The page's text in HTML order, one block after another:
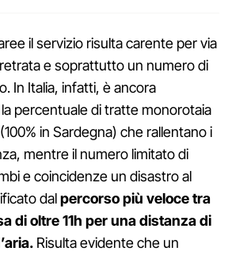
il servizio risulta carente per via
e soprattutto un numero di
In Italia, infatti, è ancora
percentuale di tratte monorotaia
in Sardegna) che rallentano i
mentre il numero limitato di
e coincidenze un disastro al
dalpercorso più veloce tra
di oltre 11h per una distanza di
Risulta evidente che un